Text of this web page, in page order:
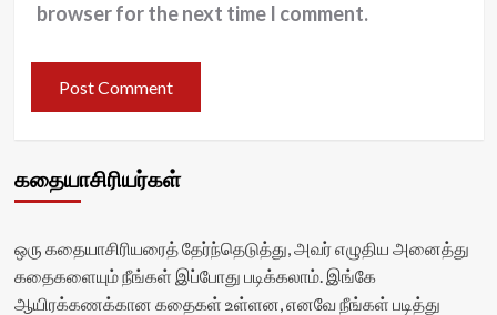
browser for the next time I comment.
கதையாசிரியர்கள்
ஒரு கதையாசிரியரைத் தேர்ந்தெடுத்து, அவர் எழுதிய அனைத்து
கதைகளையும் நீங்கள் இப்போது படிக்கலாம். இங்கே
ஆயிரக்கணக்கான கதைகள் உள்ளன, எனவே நீங்கள் படித்து